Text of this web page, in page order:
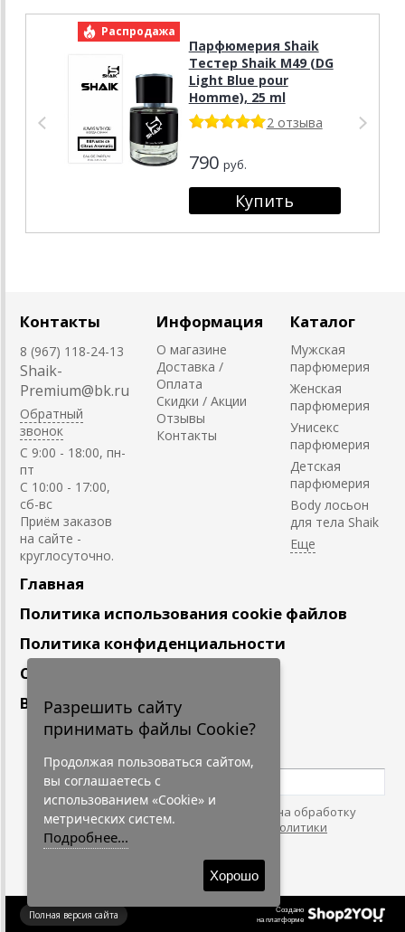
Распродажа
Парфюмерия Shaik
Тестер Shaik M49 (DG
Light Blue pour
Homme), 25 ml
2 отзыва
790 руб.
Контакты
8 (967) 118-24-13
Shaik-
Premium@bk.ru
Обратный
звонок
C 9:00 - 18:00, пн-
пт
С 10:00 - 17:00,
сб-вс
Приём заказов
на сайте -
круглосуточно.
Информация
О магазине
Доставка /
Оплата
Скидки / Акции
Отзывы
Контакты
Каталог
Мужская
парфюмерия
Женская
парфюмерия
Унисекс
парфюмерия
Детская
парфюмерия
Body лосьон
для тела Shaik
Главная
Политика использования cookie файлов
Политика конфиденциальности
Сотрудничество
Вакансии
Подпишитесь
Нажимая на кнопку, я даю согласие на обработку
персональных данных. С условиями
"Политики
Конфидециальности"
Создано
на платформе
Полная версия сайта
Разрешить сайту
принимать файлы Cookie?
Продолжая пользоваться сайтом,
вы соглашаетесь с
использованием «Cookie» и
метрических систем.
Подробнее...
Хорошо